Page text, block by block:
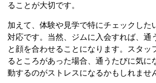
ることが大切です。
加えて、体験や見学で特にチェックした
対応です。当然、ジムに入会すれば、通
と顔を合わせることになります。スタッ
るところがあった場合、通うたびに気に
動するのがストレスになるかもしれませ